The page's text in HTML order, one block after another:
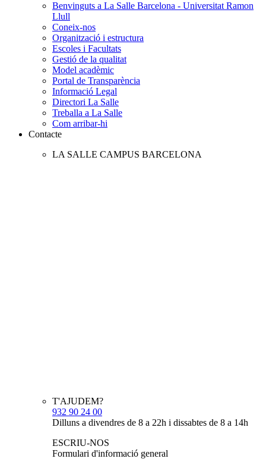
Benvinguts a La Salle Barcelona - Universitat Ramon
Llull
Coneix-nos
Organització i estructura
Escoles i Facultats
Gestió de la qualitat
Model acadèmic
Portal de Transparència
Informació Legal
Directori La Salle
Treballa a La Salle
Com arribar-hi
Contacte
LA SALLE CAMPUS BARCELONA
T'AJUDEM?
932 90 24 00
Dilluns a divendres de 8 a 22h i dissabtes de 8 a 14h
ESCRIU-NOS
Formulari d'informació general